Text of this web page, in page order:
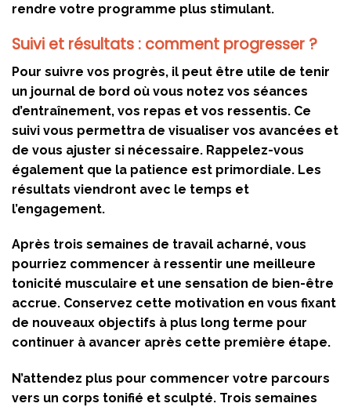
rendre votre programme plus stimulant.
Suivi et résultats : comment progresser ?
Pour suivre vos progrès, il peut être utile de tenir
un journal de bord où vous notez vos séances
d’entraînement, vos repas et vos ressentis. Ce
suivi vous permettra de visualiser vos avancées et
de vous ajuster si nécessaire. Rappelez-vous
également que la patience est primordiale. Les
résultats viendront avec le temps et
l’engagement.
Après trois semaines de travail acharné, vous
pourriez commencer à ressentir une meilleure
tonicité musculaire et une sensation de bien-être
accrue. Conservez cette motivation en vous fixant
de nouveaux objectifs à plus long terme pour
continuer à avancer après cette première étape.
N’attendez plus pour commencer votre parcours
vers un corps tonifié et sculpté. Trois semaines